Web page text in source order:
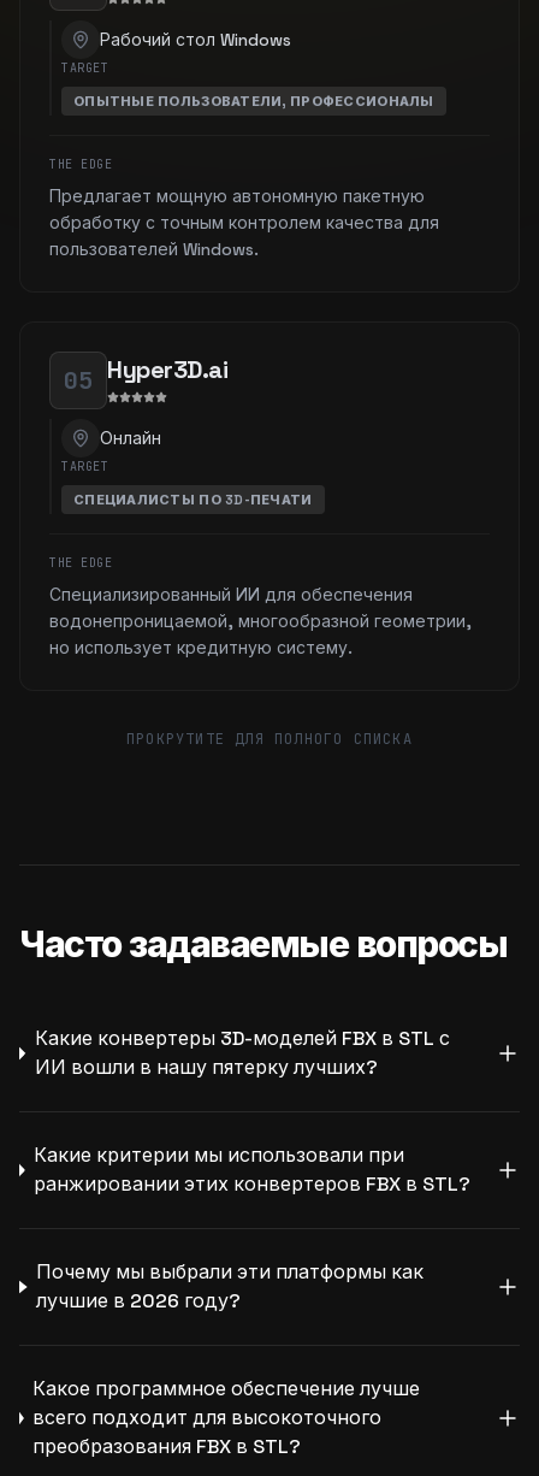
Рабочий стол Windows
TARGET
ОПЫТНЫЕ ПОЛЬЗОВАТЕЛИ, ПРОФЕССИОНАЛЫ
THE EDGE
Предлагает мощную автономную пакетную
обработку с точным контролем качества для
пользователей Windows.
05 Hyper3D.ai
Онлайн
TARGET
СПЕЦИАЛИСТЫ ПО 3D-ПЕЧАТИ
THE EDGE
Специализированный ИИ для обеспечения
водонепроницаемой, многообразной геометрии,
но использует кредитную систему.
ПРОКРУТИТЕ ДЛЯ ПОЛНОГО СПИСКА
Часто задаваемые вопросы
Какие конвертеры 3D-моделей FBX в STL с
ИИ вошли в нашу пятерку лучших?
Какие критерии мы использовали при
ранжировании этих конвертеров FBX в STL?
Почему мы выбрали эти платформы как
лучшие в 2026 году?
Какое программное обеспечение лучше
всего подходит для высокоточного
преобразования FBX в STL?